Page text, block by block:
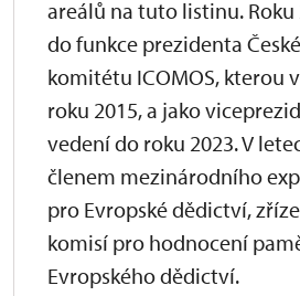
areálů na tuto listinu. Roku
do funkce prezidenta
komitétu ICOMOS, kterou
roku 2015, a jako
vedení do roku 2023. V
členem mezinárodního
pro Evropské dědictví,
komisí pro hodnocení
Evropského dědictví.